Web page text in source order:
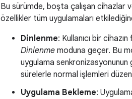
Bu sürümde, boşta çalışan cihazlar
özellikler tüm uygulamaları
Dinlenme: Kullanıcı bir
Dinlenme moduna geçer. Bu
uygulama
sürelerle normal işlemleri
Uygulama Bekleme: